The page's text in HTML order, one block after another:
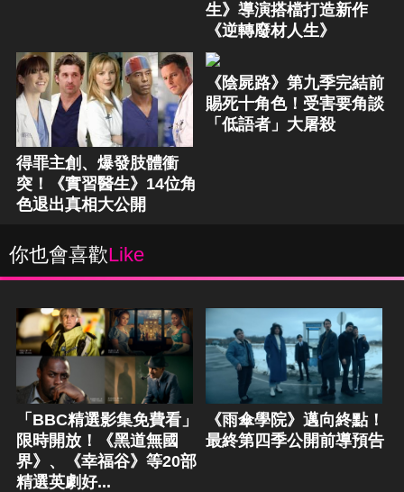
生》導演搭檔打造新作
《逆轉廢材人生》
得罪主創、爆發肢體衝
突！《實習醫生》14位角
色退出真相大公開
《陰屍路》第九季完結前
賜死十角色！受害要角談
「低語者」大屠殺
你也會喜歡Like
「BBC精選影集免費看」
限時開放！《黑道無國
界》、《幸福谷》等20部
精選英劇好...
《雨傘學院》邁向終點！
最終第四季公開前導預告